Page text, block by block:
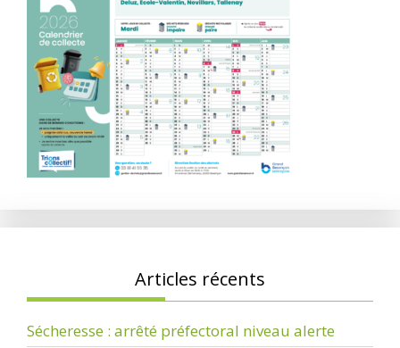
Articles récents
Sécheresse : arrêté préfectoral niveau alerte